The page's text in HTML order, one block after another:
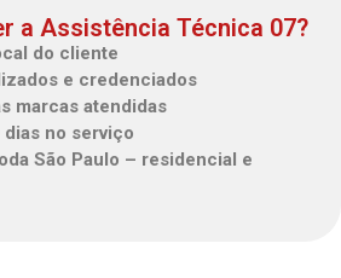
a Assistência Técnica 07?
do cliente
e credenciados
marcas atendidas
dias no serviço
São Paulo – residencial e